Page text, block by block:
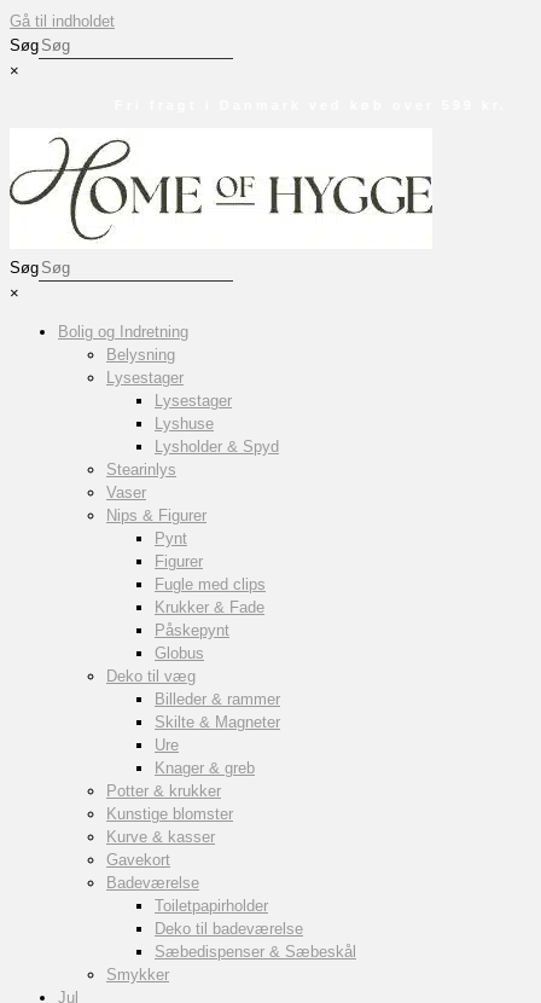
Gå til indholdet
Søg
×
Søg
×
Bolig og Indretning
Belysning
Lysestager
Lysestager
Lyshuse
Lysholder & Spyd
Stearinlys
Vaser
Nips & Figurer
Pynt
Figurer
Fugle med clips
Krukker & Fade
Påskepynt
Globus
Deko til væg
Billeder & rammer
Skilte & Magneter
Ure
Knager & greb
Potter & krukker
Kunstige blomster
Kurve & kasser
Gavekort
Badeværelse
Toiletpapirholder
Deko til badeværelse
Sæbedispenser & Sæbeskål
Smykker
Jul